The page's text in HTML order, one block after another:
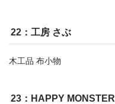
22：工房 さぶ
木工品 布小物
23：HAPPY MONSTER